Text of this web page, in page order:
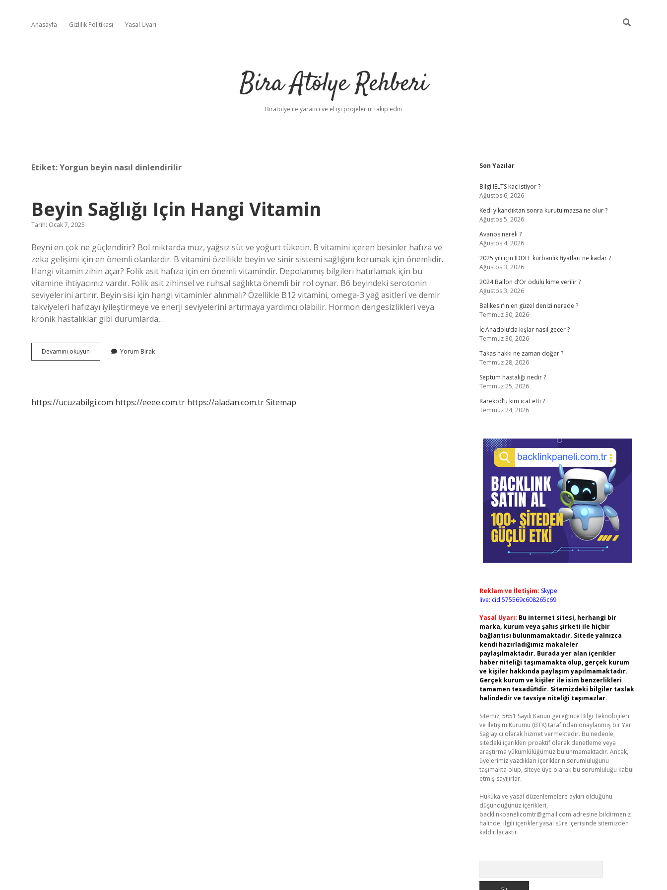
Anasayfa Gizlilik Politikası Yasal Uyarı
Bira Atölye Rehberi
Biratolye ile yaratıcı ve el işi projelerini takip edin
Etiket:Yorgun beyin nasıl dinlendirilir
Beyin Sağlığı Için Hangi Vitamin
Tarih: Ocak 7, 2025
Beyni en çok ne güçlendirir? Bol miktarda muz, yağsız süt ve yoğurt tüketin. B vitamini içeren besinler hafıza ve
zeka gelişimi için en önemli olanlardır. B vitamini özellikle beyin ve sinir sistemi sağlığını korumak için önemlidir.
Hangi vitamin zihin açar? Folik asit hafıza için en önemli vitamindir. Depolanmış bilgileri hatırlamak için bu
vitamine ihtiyacımız vardır. Folik asit zihinsel ve ruhsal sağlıkta önemli bir rol oynar. B6 beyindeki serotonin
seviyelerini artırır. Beyin sisi için hangi vitaminler alınmalı? Özellikle B12 vitamini, omega-3 yağ asitleri ve demir
takviyeleri hafızayı iyileştirmeye ve enerji seviyelerini artırmaya yardımcı olabilir. Hormon dengesizlikleri veya
kronik hastalıklar gibi durumlarda,…
Devamını okuyun
Sağlığı
Yorum Bırak
https://ucuzabilgi.com https://eeee.com.tr https://aladan.com.trSitemap
Sidebar
Son Yazılar
Bilgi IELTS kaç istiyor ?
Ağustos 6, 2026
Kedi yıkandıktan sonra kurutulmazsa ne olur ?
Ağustos 5, 2026
Avanos nereli ?
Ağustos 4, 2026
2025 yılı için İDDEF kurbanlık fiyatları ne kadar ?
Ağustos 3, 2026
2024 Ballon d’Or ödülü kime verilir ?
Ağustos 3, 2026
Balıkesir’in en güzel denizi nerede ?
Temmuz 30, 2026
İç Anadolu’da kışlar nasıl geçer ?
Temmuz 30, 2026
Takas hakkı ne zaman doğar ?
Temmuz 28, 2026
Septum hastalığı nedir ?
Temmuz 25, 2026
Karekod’u kim icat etti ?
Temmuz 24, 2026
Reklam ve İletişim: Skype:
live:.cid.575569c608265c69
Yasal Uyarı: Bu internet sitesi, herhangi bir
marka, kurum veya şahıs şirketi ile hiçbir
bağlantısı bulunmamaktadır. Sitede yalnızca
kendi hazırladığımız makaleler
paylaşılmaktadır. Burada yer alan içerikler
haber niteliği taşımamakta olup, gerçek kurum
ve kişiler hakkında paylaşım yapılmamaktadır.
Gerçek kurum ve kişiler ile isim benzerlikleri
tamamen tesadüfidir. Sitemizdeki bilgiler taslak
halindedir ve tavsiye niteliği taşımazlar.
Sitemiz, 5651 Sayılı Kanun gereğince Bilgi Teknolojileri
ve İletişim Kurumu (BTK) tarafından onaylanmış bir Yer
Sağlayıcı olarak hizmet vermektedir. Bu nedenle,
sitedeki içerikleri proaktif olarak denetleme veya
araştırma yükümlülüğümüz bulunmamaktadır. Ancak,
üyelerimiz yazdıkları içeriklerin sorumluluğunu
taşımakta olup, siteye üye olarak bu sorumluluğu kabul
etmiş sayılırlar.
Hukuka ve yasal düzenlemelere aykırı olduğunu
düşündüğünüz içerikleri,
backlinkpanelicomtr@gmail.com adresine bildirmeniz
halinde, ilgili içerikler yasal süre içerisinde sitemizden
kaldırılacaktır.
ilbetbetci